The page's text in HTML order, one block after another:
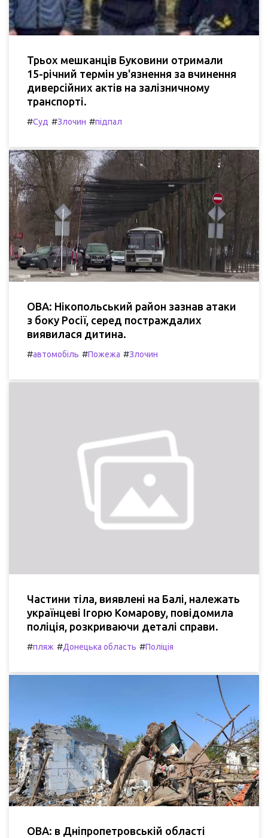
Трьох мешканців Буковини отримали
15-річний термін ув'язнення за вчинення
диверсійних актів на залізничному
транспорті.
#Суд #Злочин #підпал
ОВА: Нікопольський район зазнав атаки
з боку Росії, серед постраждалих
виявилася дитина.
#автомобіль #Пожежа #Злочин
Частини тіла, виявлені на Балі, належать
українцеві Ігорю Комарову, повідомила
поліція, розкриваючи деталі справи.
#пляж #Донецька область #Поліція
ОВА: в Дніпропетровській області